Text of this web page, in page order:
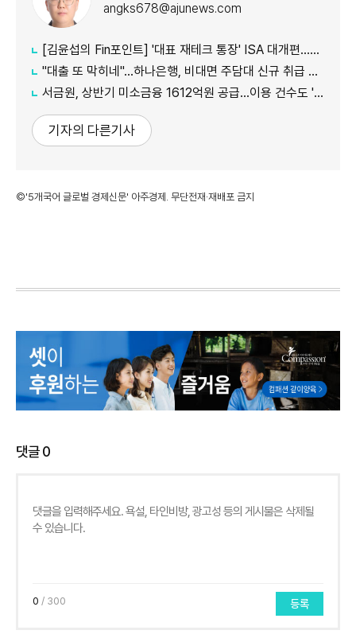
angks678@ajunews.com
[김윤섭의 Fin포인트] '대표 재테크 통장' ISA 대개편…나에게 맞는 전략은?
"대출 또 막히네"…하나은행, 비대면 주담대 신규 취급 중단
서금원, 상반기 미소금융 1612억원 공급…이용 건수도 '역대 최대'
기자의 다른기사
©'5개국어 글로벌 경제신문' 아주경제. 무단전재·재배포 금지
댓글0
0 / 300 등록